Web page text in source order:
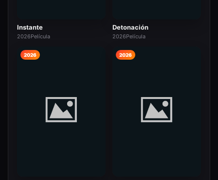
Instante
2026Película
Detonación
2026Película
2026 2026